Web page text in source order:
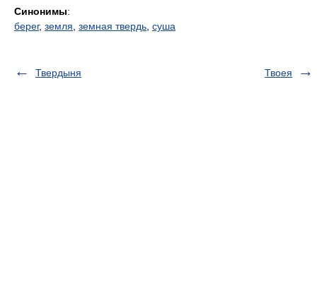
Синонимы:
берег, земля земная твердь суша
Твердыня Твоея